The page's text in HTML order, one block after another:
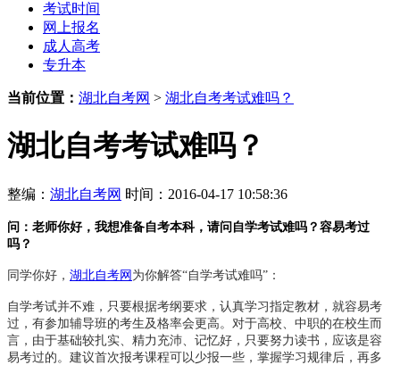
考试时间
网上报名
成人高考
专升本
当前位置： 湖北自考网 > 湖北自考考试难吗？
湖北自考考试难吗？
整编： 湖北自考网 时间：2016-04-17 10:58:36
问：老师你好，我想准备自考本科，请问自学考试难吗？容易考过
吗？
同学你好， 湖北自考网 为你解答“自学考试难吗”：
自学考试并不难，只要根据考纲要求，认真学习指定教材，就容易考
过，有参加辅导班的考生及格率会更高。对于高校、中职的在校生而
言，由于基础较扎实、精力充沛、记忆好，只要努力读书，应该是容
易考过的。建议首次报考课程可以少报一些，掌握学习规律后，再多